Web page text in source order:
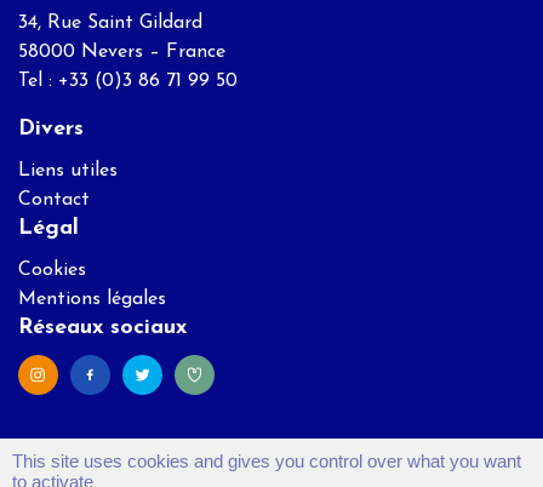
34, Rue Saint Gildard
58000 Nevers – France
Tel : +33 (0)3 86 71 99 50
Divers
Liens utiles
Contact
Légal
Cookies
Mentions légales
Réseaux sociaux
This site uses cookies and gives you control over what you want
to activate